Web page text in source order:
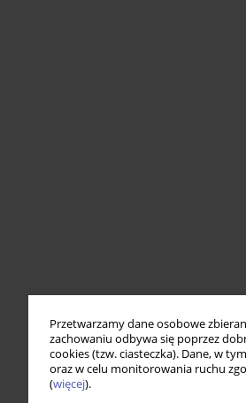
Przetwarzamy dane osobowe
zachowaniu odbywa się poprzez
cookies (tzw. ciasteczka). Dane, w
oraz w celu monitorowania ruchu
(więcej).